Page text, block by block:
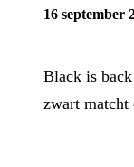
16 september
Black is
zwart matcht